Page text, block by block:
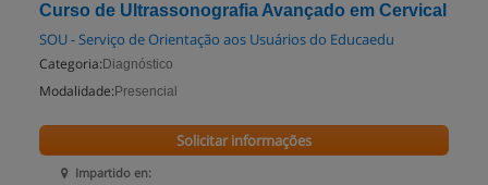
Curso de Ultrassonografia Avançado em Cervical
SOU - Serviço de Orientação aos Usuários do Educaedu
Categoria: Diagnóstico
Modalidade: Presencial
Impartido en:
Solicitar informações